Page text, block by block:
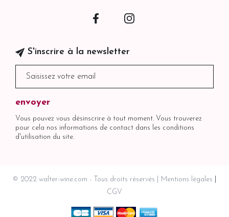
Facebook
S'inscrire à la newsletter
Vous pouvez vous désinscrire à tout moment. Vous trouverez
pour cela nos informations de contact dans les conditions
d'utilisation du site.
© 2022 walter-wine.com - Tous droits réservés
Mentions légales
CGV